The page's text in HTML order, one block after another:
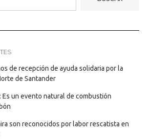
de recepción de ayuda solidaria por la
de Santander
Es un evento natural de combustión
son reconocidos por labor rescatista en